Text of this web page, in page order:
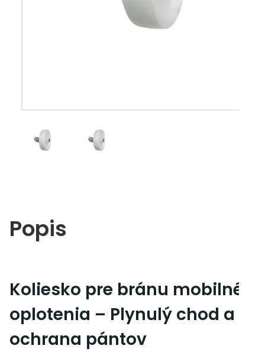
Popis
Koliesko pre bránu mobilného
oplotenia – Plynulý chod a
ochrana pántov